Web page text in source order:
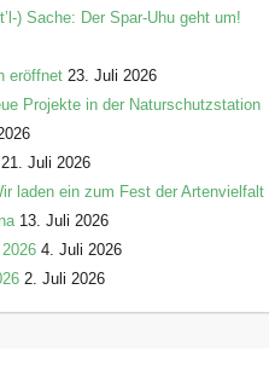
) Sache: Der Spar-Uhu geht um!
eröffnet 23. Juli 2026
Projekte in der Naturschutzstation
21. Juli 2026
laden ein zum Fest der Artenvielfalt
13. Juli 2026
4. Juli 2026
2. Juli 2026